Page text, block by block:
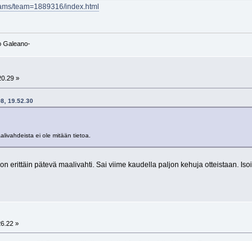
team=1889316/index.html
Galeano-
»
19.52.30
ei ole mitään tietoa.
erittäin pätevä maalivahti. Sai viime kaudella paljon kehuja otteistaan.
»